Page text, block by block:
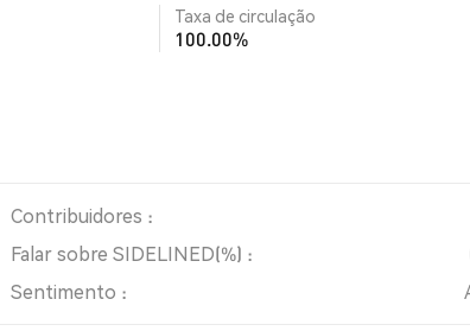
Taxa de circulação
100.00%
Contribuidores :
Falar sobre SIDELINED(%) :
Sentimento :